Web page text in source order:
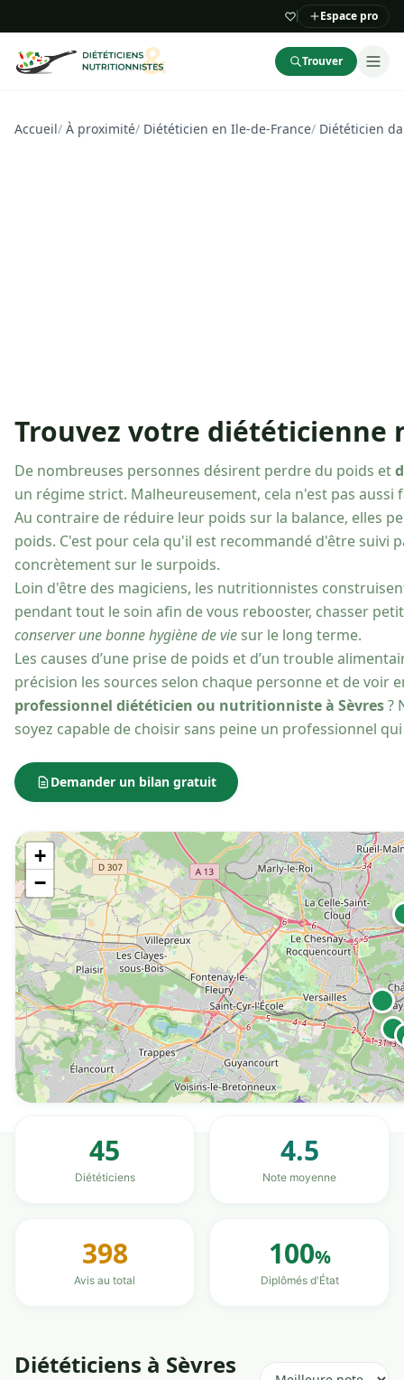
Espace pro
Trouver
Accueil/ À proximité/ Diététicien en Ile-de-France/ Diététicien
Trouvez votre diététicienne
De nombreuses personnes désirent perdre du poids et
un régime strict. Malheureusement, cela n'est pas aussi
Au contraire de réduire leur poids sur la balance, elles
poids. C'est pour cela qu'il est recommandé d'être suivi
concrètement sur le surpoids.
Loin d'être des magiciens, les nutritionnistes
pendant tout le soin afin de vous rebooster, chasser
conserver une bonne hygiène de vie sur le long terme.
Les causes d’une prise de poids et d’un trouble
précision les sources selon chaque personne et de voir
professionnel diététicien ou nutritionniste à Sèvres?
soyez capable de choisir sans peine un professionnel
Demander un bilan gratuit
+
−
45
Diététiciens
4.5
Note moyenne
398
Avis au total
100%
Diplômés d'État
Diététiciens à Sèvres